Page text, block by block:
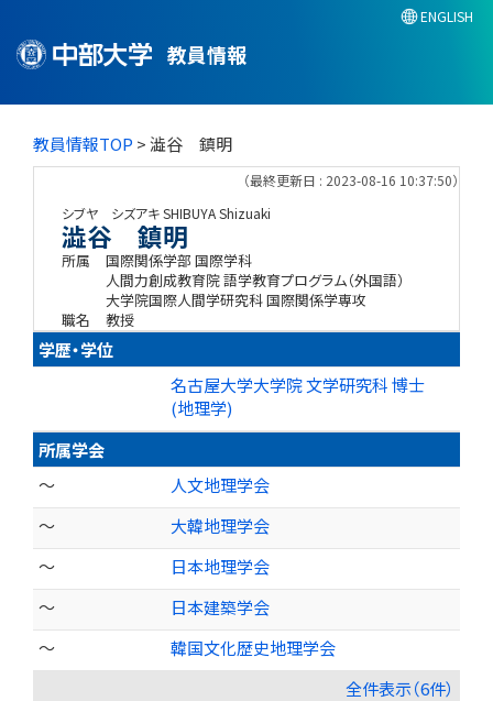
教員情報
ENGLISH
教員情報TOP > 澁谷 鎮明
（最終更新日 : 2023-08-16 10:37:50）
シブヤ シズアキSHIBUYA Shizuaki
澁谷 鎮明
所属
国際関係学部 国際学科
人間力創成教育院 語学教育プログラム（外国語）
大学院国際人間学研究科 国際関係学専攻
職名
教授
学歴・学位
名古屋大学大学院 文学研究科 博士
(地理学)
所属学会
～
人文地理学会
～
大韓地理学会
～
日本地理学会
～
日本建築学会
～
韓国文化歴史地理学会
全件表示（6件）